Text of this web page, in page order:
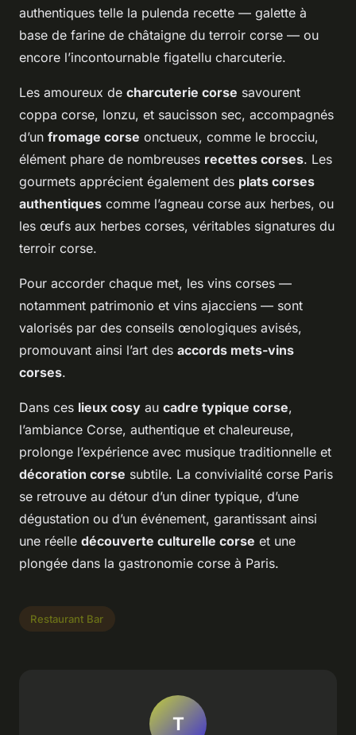
authentiques telle la pulenda recette — galette à
base de farine de châtaigne du terroir corse — ou
encore l’incontournable figatellu charcuterie.
Les amoureux de charcuterie corse savourent
coppa corse, lonzu, et saucisson sec, accompagnés
d’un fromage corse onctueux, comme le brocciu,
élément phare de nombreuses recettes corses. Les
gourmets apprécient également des plats corses
authentiques comme l’agneau corse aux herbes, ou
les œufs aux herbes corses, véritables signatures du
terroir corse.
Pour accorder chaque met, les vins corses —
notamment patrimonio et vins ajacciens — sont
valorisés par des conseils œnologiques avisés,
promouvant ainsi l’art des accords mets-vins
corses.
Dans ces lieux cosy au cadre typique corse,
l’ambiance Corse, authentique et chaleureuse,
prolonge l’expérience avec musique traditionnelle et
décoration corse subtile. La convivialité corse Paris
se retrouve au détour d’un diner typique, d’une
dégustation ou d’un événement, garantissant ainsi
une réelle découverte culturelle corse et une
plongée dans la gastronomie corse à Paris.
Restaurant Bar
T